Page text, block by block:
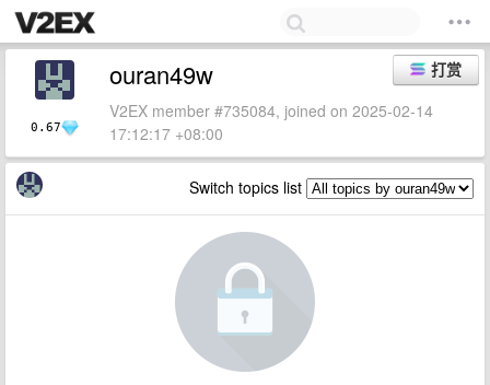
0.67
打赏
ouran49w
V2EX member #735084, joined on 2025-02-14
17:12:17 +08:00
Switch topics list